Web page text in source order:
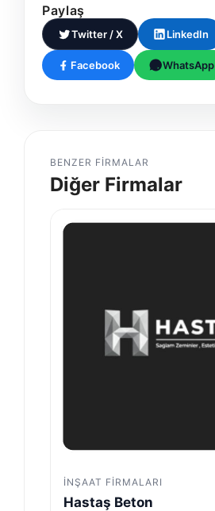
Paylaş
Twitter / X LinkedIn
Facebook WhatsApp
BENZER FIRMALAR
Diğer Firmalar
İNŞAAT FIRMALARI
Hastaş Beton